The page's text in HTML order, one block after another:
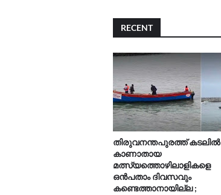
RECENT
തിരുവനന്തപുരത്ത് കടലിൽ
കാണാതായ
മത്സ്യത്തൊഴിലാളികളെ
ഒൻപതാം ദിവസവും
കണ്ടെത്താനായില്ല ;